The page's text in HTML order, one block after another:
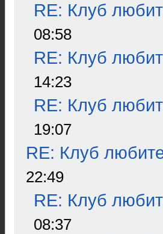
RE: Клуб
08:58
RE: Клуб
14:23
RE: Клуб
19:07
RE: Клуб
22:49
RE: Клуб
08:37